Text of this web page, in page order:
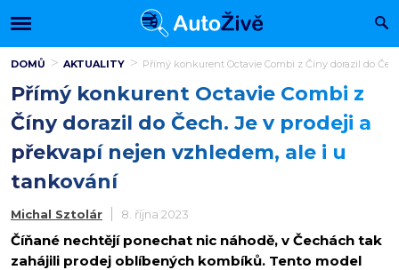
DOMŮ AKTUALITY Přímý konkurent Octavie Combi z Číny dorazil do
Přímý konkurent Octavie Combi z
Číny dorazil do Čech. Je v prodeji a
překvapí nejen vzhledem, ale i u
tankování
Michal Sztolár 8. října 2023
Číňané nechtějí ponechat nic náhodě, v Čechách tak
zahájili prodej oblíbených kombíků. Tento model